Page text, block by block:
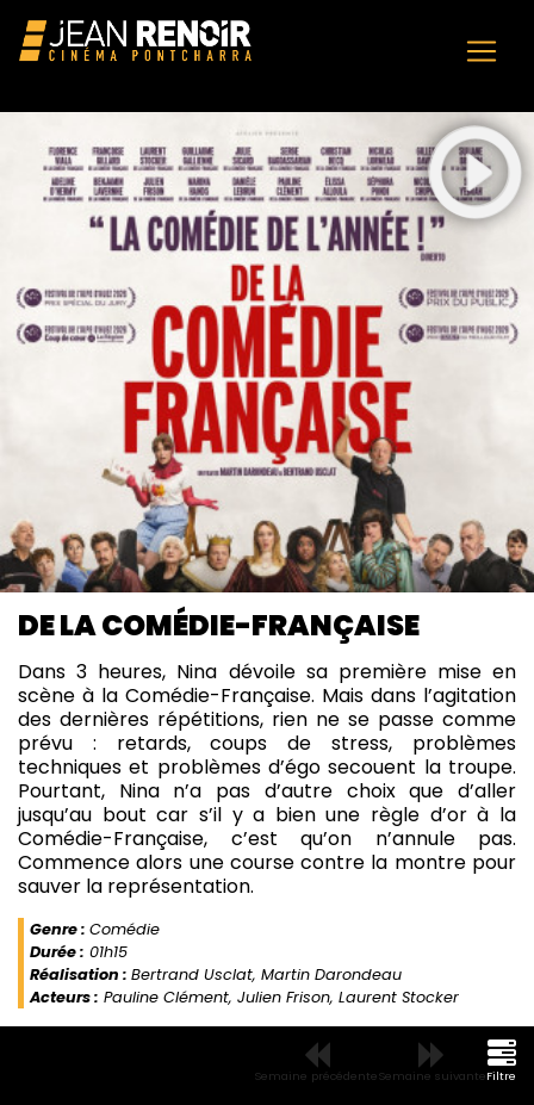
DE LA COMÉDIE-FRANÇAISE
Dans 3 heures, Nina dévoile sa première mise en
scène à la Comédie-Française. Mais dans l’agitation
des dernières répétitions, rien ne se passe comme
prévu : retards, coups de stress, problèmes
techniques et problèmes d’égo secouent la troupe.
Pourtant, Nina n’a pas d’autre choix que d’aller
jusqu’au bout car s’il y a bien une règle d’or à la
Comédie-Française, c’est qu’on n’annule pas.
Commence alors une course contre la montre pour
sauver la représentation.
Genre : Comédie
Durée : 01h15
Réalisation : Bertrand Usclat, Martin Darondeau
Acteurs : Pauline Clément, Julien Frison, Laurent Stocker
Semaine précédenteSemaine suivanteFiltre